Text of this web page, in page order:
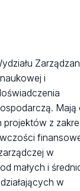
i
Mają
projektów z
w
małych i
w